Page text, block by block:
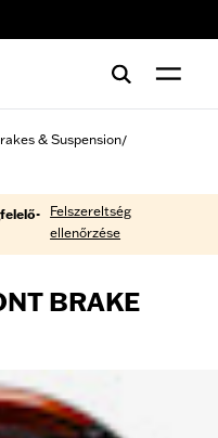
& Suspension/
Felszereltség
ellenőrzése
BRAKE